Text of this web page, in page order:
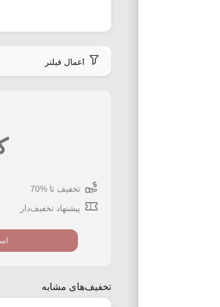
اعمال فیلتر
تخفیف تا %70
پیشنهاد تخفیف‌دار
تخفیف‌های مشابه